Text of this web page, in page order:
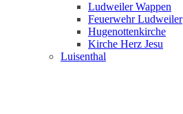
Ludweiler Wappen
Feuerwehr Ludweiler
Hugenottenkirche
Kirche Herz Jesu
Luisenthal